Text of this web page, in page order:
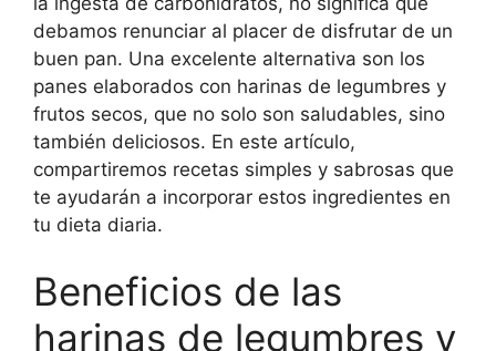
debamos renunciar al placer de disfrutar de un
buen pan. Una excelente alternativa son los
panes elaborados con harinas de legumbres y
frutos secos, que no solo son saludables, sino
también deliciosos. En este artículo,
compartiremos recetas simples y sabrosas que
te ayudarán a incorporar estos ingredientes en
tu dieta diaria.
Beneficios de las
harinas de legumbres y